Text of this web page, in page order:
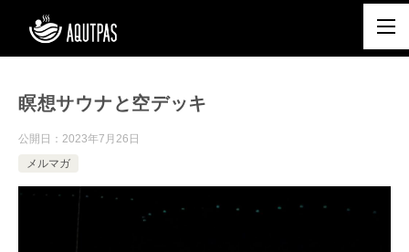
瞑想サウナと空デッキ
公開日： 2023年7月26日
メルマガ